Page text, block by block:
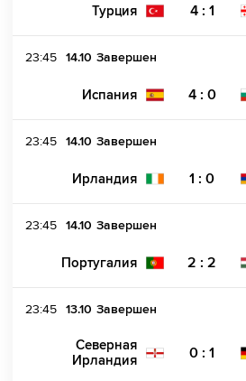
Турция 4 : 1
23:45 14.10 Завершен
Испания 4 : 0
23:45 14.10 Завершен
Ирландия 1 : 0
23:45 14.10 Завершен
Португалия 2 : 2
23:45 13.10 Завершен
Северная
Ирландия
0 : 1